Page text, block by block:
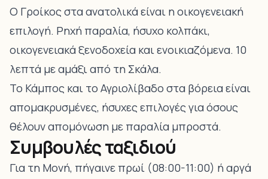
Ο Γροίκος στα ανατολικά είναι η οικογενειακή
επιλογή. Ρηχή παραλία, ήσυχο κολπάκι,
οικογενειακά ξενοδοχεία και ενοικιαζόμενα. 10
λεπτά με αμάξι από τη Σκάλα.
Το Κάμπος και το Αγριολίβαδο στα βόρεια είναι
απομακρυσμένες, ήσυχες επιλογές για όσους
θέλουν απομόνωση με παραλία μπροστά.
Συμβουλές ταξιδιού
Για τη Μονή, πήγαινε πρωί (08:00-11:00) ή αργά